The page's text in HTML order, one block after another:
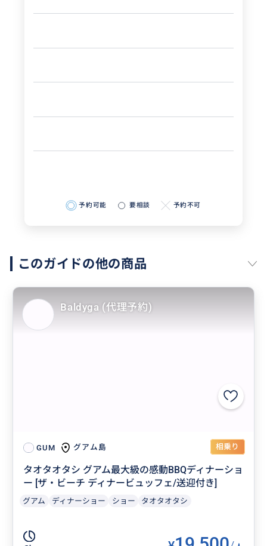
予約可能 要相談 予約不可
このガイドの他の商品
GUM グアム島 相乗り
タオタオタシ グアム最大級の感動BBQディナーショ
ー [ザ・ビーチ ディナービュッフェ/送迎付き]
グアム ディナーショー ショー タオタオタシ
Baldyga (代理予約)